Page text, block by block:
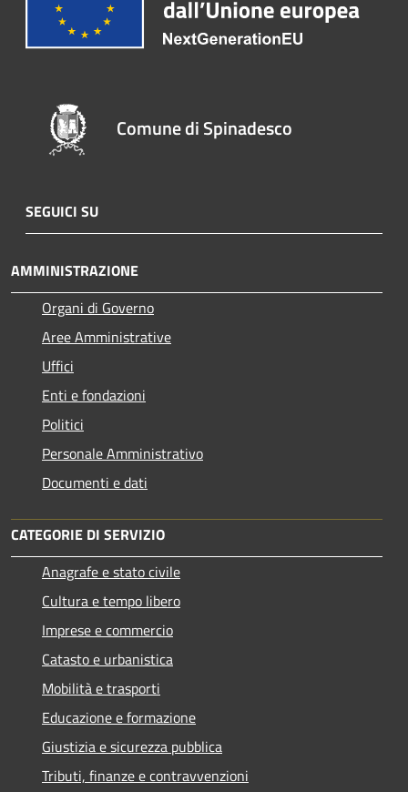
Comune di Spinadesco
SEGUICI SU
AMMINISTRAZIONE
Organi di Governo
Aree Amministrative
Uffici
Enti e fondazioni
Politici
Personale Amministrativo
Documenti e dati
CATEGORIE DI SERVIZIO
Anagrafe e stato civile
Cultura e tempo libero
Imprese e commercio
Catasto e urbanistica
Mobilità e trasporti
Educazione e formazione
Giustizia e sicurezza pubblica
Tributi, finanze e contravvenzioni